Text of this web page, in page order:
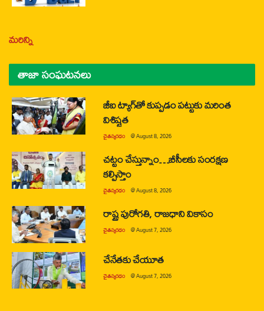
మరిన్ని
తాజా సంఘటనలు
జీఐ ట్యాగ్‌తో కుప్పడం పట్టుకు మరింత
విశిష్టత
చైతన్యరధం @August 8, 2026
చట్టం చేస్తున్నాం…బీసీలకు సంరక్షణ
కల్పిస్తాం
చైతన్యరధం @August 8, 2026
రాష్ట్ర పురోగతి, రాజధాని వికాసం
చైతన్యరధం @August 7, 2026
చేనేతకు చేయూత
చైతన్యరధం @August 7, 2026